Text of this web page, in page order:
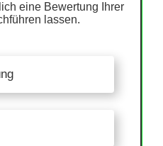
eine Bewertung Ihrer
lassen.